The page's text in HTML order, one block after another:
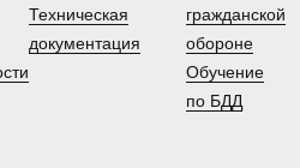
Техническая
документация
гражданской
обороне
Обучение
по БДД